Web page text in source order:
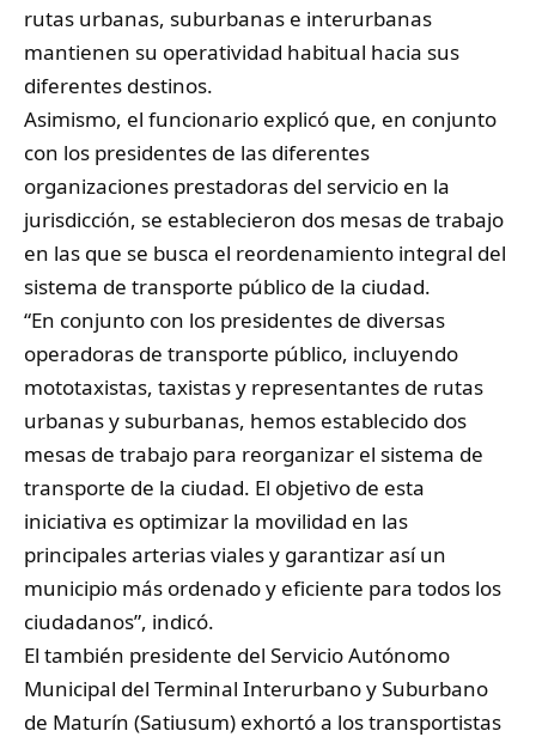
rutas urbanas, suburbanas e interurbanas
mantienen su operatividad habitual hacia sus
diferentes destinos.
​Asimismo, el funcionario explicó que, en conjunto
con los presidentes de las diferentes
organizaciones prestadoras del servicio en la
jurisdicción, se establecieron dos mesas de trabajo
en las que se busca el reordenamiento integral del
sistema de transporte público de la ciudad.
​“En conjunto con los presidentes de diversas
operadoras de transporte público, incluyendo
mototaxistas, taxistas y representantes de rutas
urbanas y suburbanas, hemos establecido dos
mesas de trabajo para reorganizar el sistema de
transporte de la ciudad. El objetivo de esta
iniciativa es optimizar la movilidad en las
principales arterias viales y garantizar así un
municipio más ordenado y eficiente para todos los
ciudadanos”, indicó.
​El también presidente del Servicio Autónomo
Municipal del Terminal Interurbano y Suburbano
de Maturín (Satiusum) exhortó a los transportistas